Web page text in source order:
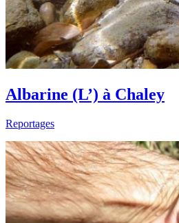
Albarine (L’) à Chaley
Reportages